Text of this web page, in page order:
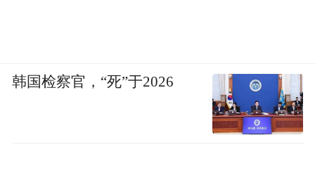
韩国检察官，“死”于2026